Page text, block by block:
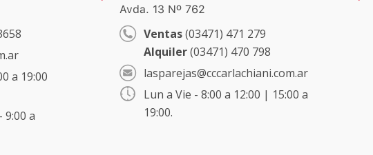
a 19:00
9:00 a
Avda. 13 Nº 762
Ventas(03471) 471 279
Alquiler(03471) 470 798
lasparejas@cccarlachiani.com.ar
Lun a Vie - 8:00 a 12:00 | 15:00 a
19:00.